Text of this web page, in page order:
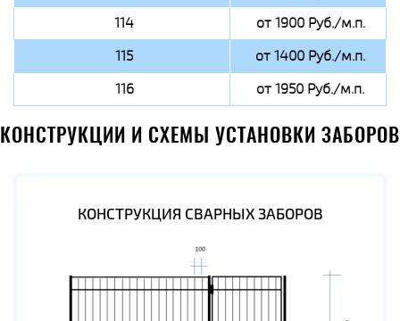
114
от 1900 Руб./м.п.
115
от 1400 Руб./м.п.
116
от 1950 Руб./м.п.
КОНСТРУКЦИИ И СХЕМЫ УСТАНОВКИ ЗАБОРОВ
КОНСТРУКЦИЯ СВАРНЫХ ЗАБОРОВ